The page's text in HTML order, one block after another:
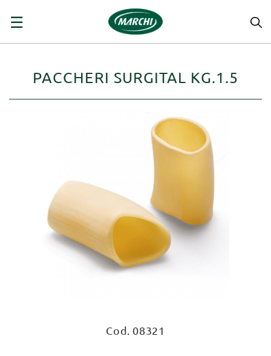
navigazione
☰
PACCHERI SURGITAL KG.1.5
Cod. 08321